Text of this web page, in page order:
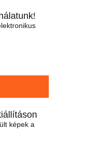
képek a